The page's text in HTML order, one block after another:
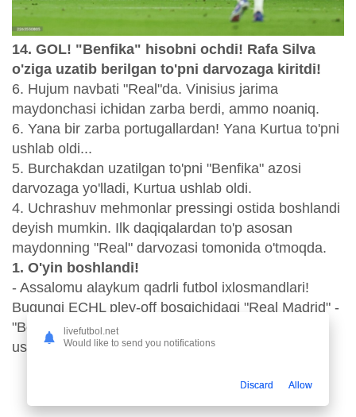
14. GOL! "Benfika" hisobni ochdi! Rafa Silva
o'ziga uzatib berilgan to'pni darvozaga kiritdi!
6. Hujum navbati "Real"da. Vinisius jarima
maydonchasi ichidan zarba berdi, ammo noaniq.
6. Yana bir zarba portugallardan! Yana Kurtua to'pni
ushlab oldi...
5. Burchakdan uzatilgan to'pni "Benfika" azosi
darvozaga yo'lladi, Kurtua ushlab oldi.
4. Uchrashuv mehmonlar pressingi ostida boshlandi
deyish mumkin. Ilk daqiqalardan to'p asosan
maydonning "Real" darvozasi tomonida o'tmoqda.
1. O'yin boshlandi!
- Assalomu alaykum qadrli futbol ixlosmandlari!
Bugungi ECHL pley-off bosqichidagi "Real Madrid" -
"Benfika" uchrashuvining matnli translyaciyasini
ushbu sahifada kuzatib borishingiz mumkin.
livefutbol.net
Would like to send you notifications
Discard Allow